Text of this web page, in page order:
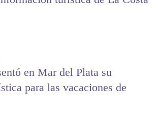
en Mar del Plata su
para las vacaciones de